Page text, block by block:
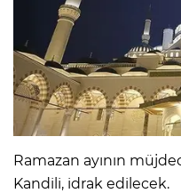
Ramazan ayının
Kandili, idrak edilecek.